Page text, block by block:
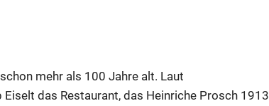
mehr als 100 Jahre alt. Laut
das Restaurant, das Heinriche Prosch 1913